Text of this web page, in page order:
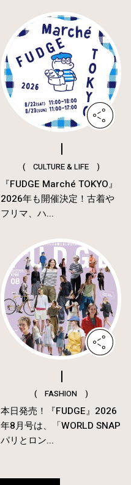
( CULTURE & LIFE )
『FUDGE Marché TOKYO』
2026年も開催決定！古着や
フリマ、ハ...
( FASHION )
本日発売！『FUDGE』2026
年8月号は、「WORLD SNAP
パリとロン...